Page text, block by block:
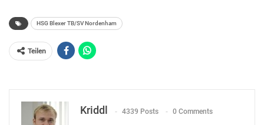
HSG Blexer TB/SV Nordenham
Teilen
Kriddl 4339 Posts 0 Comments